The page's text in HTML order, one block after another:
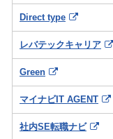
Direct type
レバテックキャリア
Green
マイナビIT AGENT
社内SE転職ナビ